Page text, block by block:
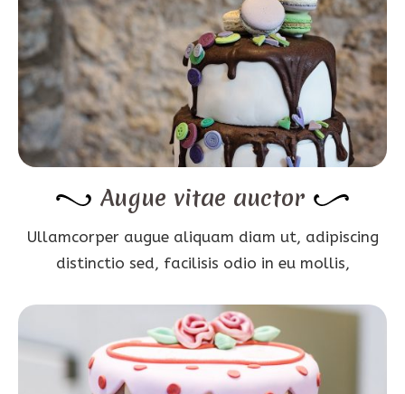
Augue vitae auctor
Ullamcorper augue aliquam diam ut, adipiscing
distinctio sed, facilisis odio in eu mollis,